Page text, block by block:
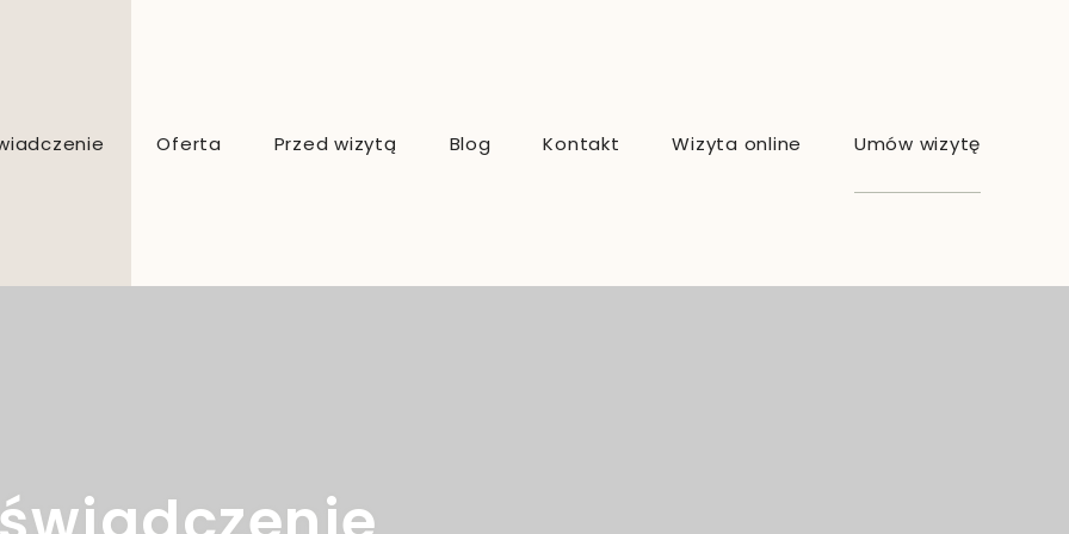
Oferta
Analiza składu ciała
Przed wizytą Blog Kontakt Wizyta online Umów wizytę